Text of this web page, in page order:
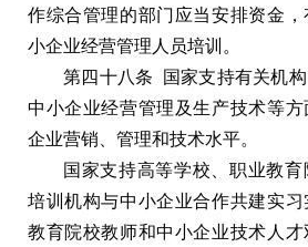
作综合管理的部门应当安排资金
小企业经营管理人员培训。
第四十八条 国家支持有关机
中小企业经营管理及生产技术等
企业营销、管理和技术水平。
国家支持高等学校、职业教
培训机构与中小企业合作共建实
教育院校教师和中小企业技术人